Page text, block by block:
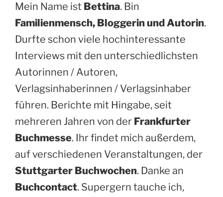
Mein Name ist Bettina. Bin
Familienmensch, Bloggerin und Autorin.
Durfte schon viele hochinteressante
Interviews mit den unterschiedlichsten
Autorinnen / Autoren,
Verlagsinhaberinnen / Verlagsinhaber
führen. Berichte mit Hingabe, seit
mehreren Jahren von der Frankfurter
Buchmesse. Ihr findet mich außerdem,
auf verschiedenen Veranstaltungen, der
Stuttgarter Buchwochen. Danke an
Buchcontact. Supergern tauche ich,